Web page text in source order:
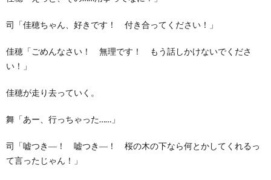
司「佳穂ちゃん、好きです！ 付き合ってください！」
佳穂「ごめんなさい！ 無理です！ もう話しかけないでくださ
い！」
佳穂が走り去っていく。
舞「あー、行っちゃった……」
司「嘘つき―！ 嘘つき―！ 桜の木の下なら何とかしてくれるっ
て言ったじゃん！」